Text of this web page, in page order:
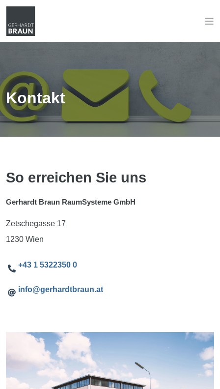
Kontakt
So erreichen Sie uns
Gerhardt Braun RaumSysteme GmbH
Zetschegasse 17
1230 Wien
+43 1 5322350 0
info@gerhardtbraun.at